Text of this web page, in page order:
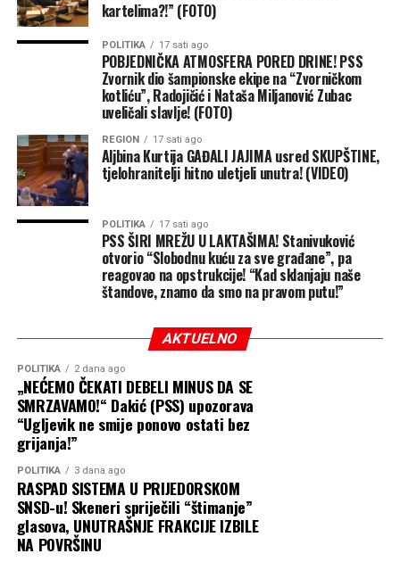
Trampovu podršku De la Esprijelji tokom predsedničkih
izbora.
kartelima?!” (FOTO)
POLITIKA 17 sati ago
POBJEDNIČKA ATMOSFERA PORED DRINE! PSS
Zvornik dio šampionske ekipe na “Zvorničkom
kotliću”, Radojičić i Nataša Miljanović Zubac
uveličali slavlje! (FOTO)
REGION 17 sati ago
Aljbina Kurtija GAĐALI JAJIMA usred SKUPŠTINE,
tjelohranitelji hitno uletjeli unutra! (VIDEO)
POLITIKA 17 sati ago
PSS ŠIRI MREŽU U LAKTAŠIMA! Stanivuković
otvorio “Slobodnu kuću za sve građane”, pa
reagovao na opstrukcije! “Kad sklanjaju naše
štandove, znamo da smo na pravom putu!”
AKTUELNO
POLITIKA 2 dana ago
„NEĆEMO ČEKATI DEBELI MINUS DA SE
SMRZAVAMO!“ Dakić (PSS) upozorava
“Ugljevik ne smije ponovo ostati bez
grijanja!”
POLITIKA 3 dana ago
RASPAD SISTEMA U PRIJEDORSKOM
SNSD-u! Skeneri spriječili “štimanje”
glasova, UNUTRAŠNJE FRAKCIJE IZBILE
NA POVRŠINU